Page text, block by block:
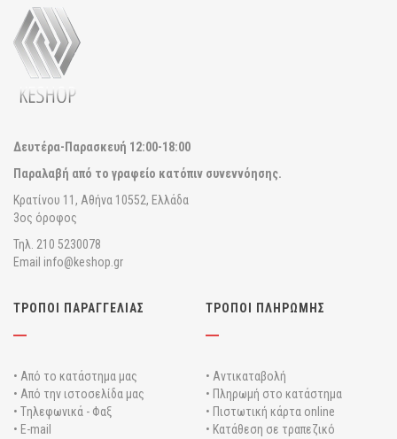
Δευτέρα-Παρασκευή 12:00-18:00
Παραλαβή από το γραφείο κατόπιν συνεννόησης.
Κρατίνου 11, Αθήνα 10552, Ελλάδα
3ος όροφος
Τηλ. 210 5230078
Email info@keshop.gr
ΤΡΟΠΟΙ ΠΑΡΑΓΓΕΛΙΑΣ
• Από το κατάστημα μας
• Από την ιστοσελίδα μας
• Tηλεφωνικά - Φαξ
• E-mail
ΤΡΟΠΟΙ ΠΛΗΡΩΜΗΣ
• Αντικαταβολή
• Πληρωμή στο κατάστημα
• Πιστωτική κάρτα online
• Κατάθεση σε τραπεζικό